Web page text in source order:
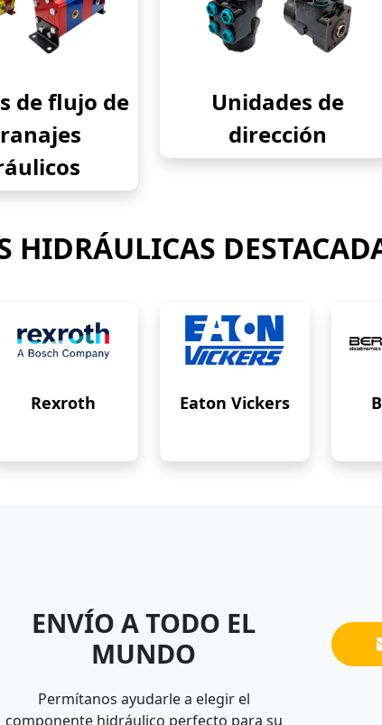
de flujo de
Unidades de
dirección
HIDRÁULICAS
Rexroth Eaton Vickers
ENVÍO A TODO EL
MUNDO
Permítanos ayudarle a elegir el
componente hidráulico perfecto para su